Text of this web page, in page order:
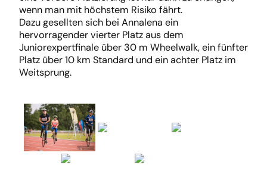
wenn man mit höchstem Risiko fährt.
Dazu gesellten sich bei Annalena ein
hervorragender vierter Platz aus dem
Juniorexpertfinale über 30 m Wheelwalk, ein fünfter
Platz über 10 km Standard und ein achter Platz im
Weitsprung.